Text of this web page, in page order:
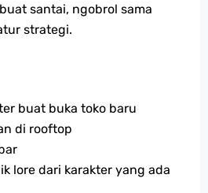
santai, ngobrol sama
strategi.
buat buka toko baru
di rooftop
lore dari karakter yang ada